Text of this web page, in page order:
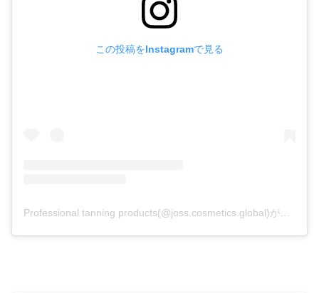
この投稿をInstagramで見る